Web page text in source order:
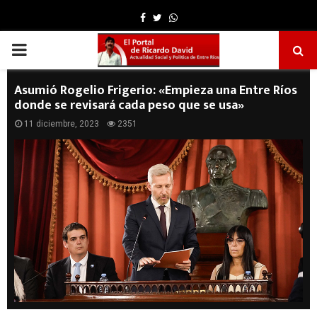
Facebook
TwitterWhatsapp
PRIMARY
MENU
Asumió Rogelio Frigerio: «Empieza una Entre Ríos
donde se revisará cada peso que se usa»
11 diciembre, 2023 2351